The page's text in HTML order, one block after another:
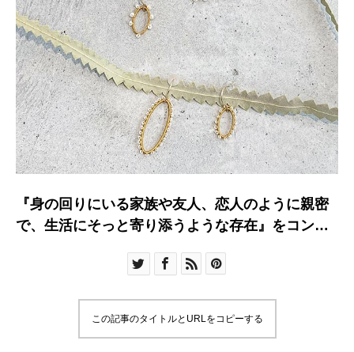
『身の回りにいる家族や友人、恋人のように親密
で、生活にそっと寄り添うような存在』をコンセ
セサリー。定番に加え、新作もたくさん届きまし
魅力の１つ。大切な人に贈りませんか。もちろ
この記事のタイトルとURLをコピーする